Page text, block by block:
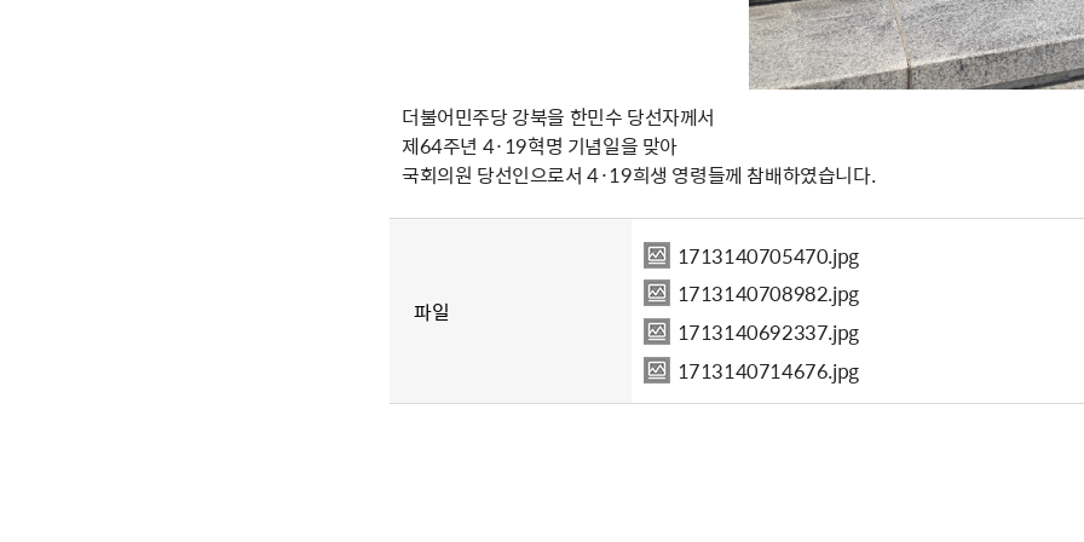
더불어민주당 강북을 한민수 당선자께서
제64주년 4·19혁명 기념일을 맞아
국회의원 당선인으로서 4·19희생 영령들께 참배하였습니다.
파일
1713140705470.jpg
1713140708982.jpg
1713140692337.jpg
1713140714676.jpg